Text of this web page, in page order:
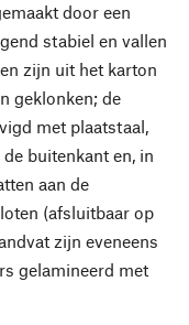
door een
stabiel en vallen
zijn uit het karton
geklonken; de
met plaatstaal,
buitenkant en, in
aan de
(afsluitbaar op
zijn eveneens
gelamineerd met